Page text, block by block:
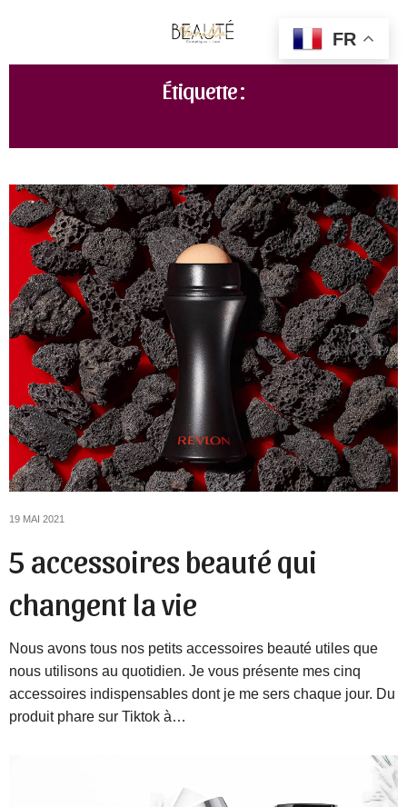
Étiquette :
19 MAI 2021
5 accessoires beauté qui
changent la vie
Nous avons tous nos petits accessoires beauté utiles que
nous utilisons au quotidien. Je vous présente mes cinq
accessoires indispensables dont je me sers chaque jour. Du
produit phare sur Tiktok à…
FR